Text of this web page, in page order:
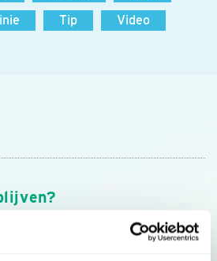
Tip
Video
nieuws, inspiratie, acties en tips
van Vogelbescherming.